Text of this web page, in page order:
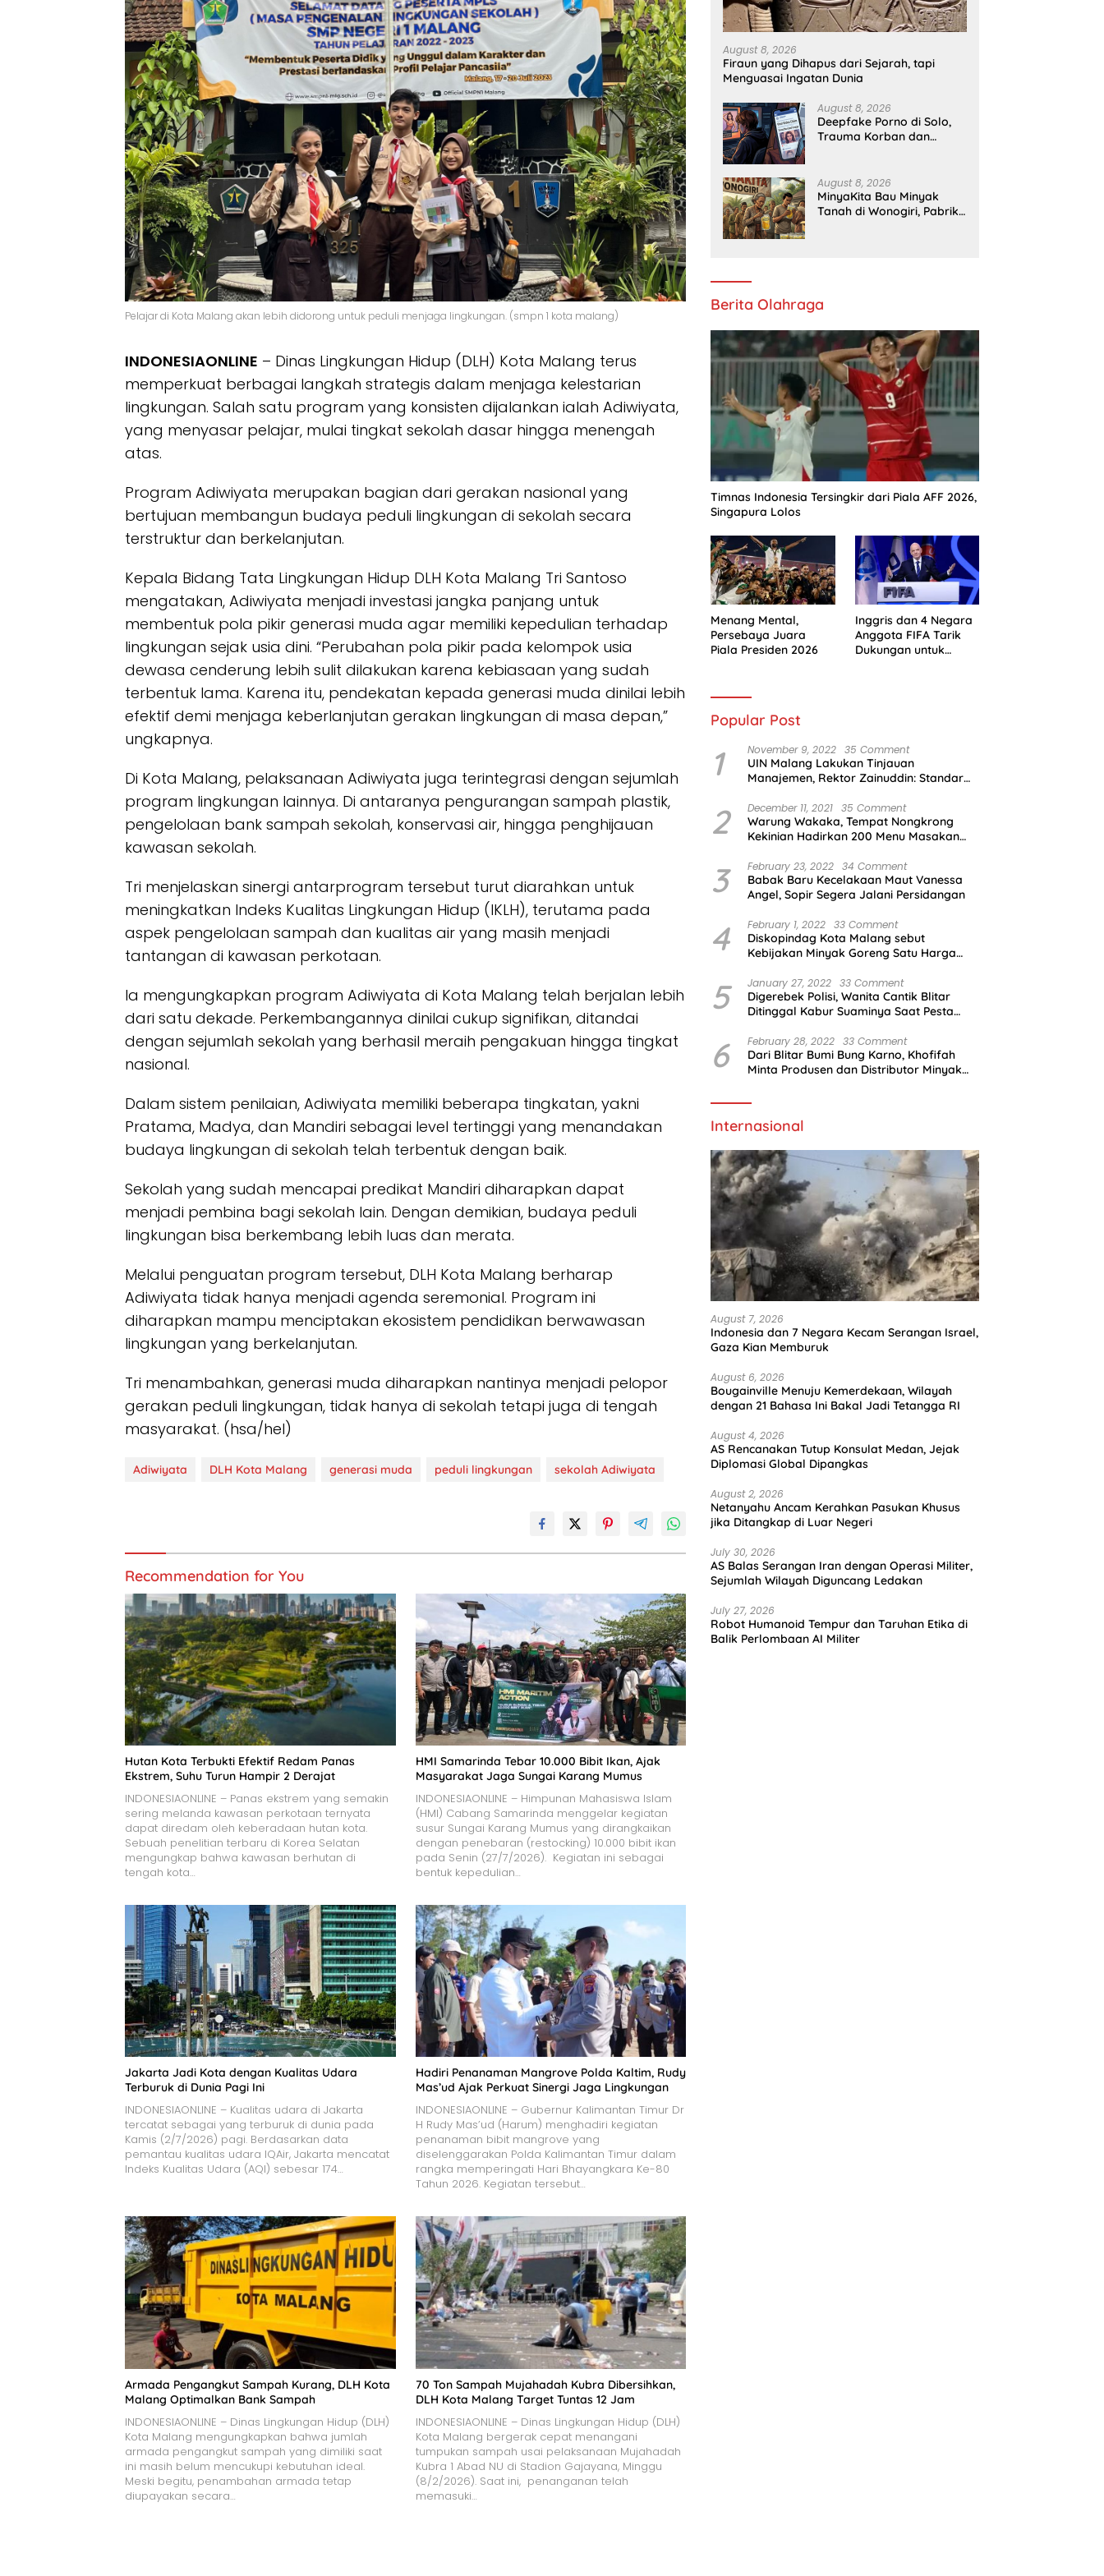
Pelajar di Kota Malang akan lebih didorong untuk peduli menjaga lingkungan. (smpn 1 kota malang)
INDONESIAONLINE – Dinas Lingkungan Hidup (DLH) Kota Malang terus
memperkuat berbagai langkah strategis dalam menjaga kelestarian
lingkungan. Salah satu program yang konsisten dijalankan ialah Adiwiyata,
yang menyasar pelajar, mulai tingkat sekolah dasar hingga menengah
atas.
Program Adiwiyata merupakan bagian dari gerakan nasional yang
bertujuan membangun budaya peduli lingkungan di sekolah secara
terstruktur dan berkelanjutan.
Kepala Bidang Tata Lingkungan Hidup DLH Kota Malang Tri Santoso
mengatakan, Adiwiyata menjadi investasi jangka panjang untuk
membentuk pola pikir generasi muda agar memiliki kepedulian terhadap
lingkungan sejak usia dini. “Perubahan pola pikir pada kelompok usia
dewasa cenderung lebih sulit dilakukan karena kebiasaan yang sudah
terbentuk lama. Karena itu, pendekatan kepada generasi muda dinilai lebih
efektif demi menjaga keberlanjutan gerakan lingkungan di masa depan,”
ungkapnya.
Di Kota Malang, pelaksanaan Adiwiyata juga terintegrasi dengan sejumlah
program lingkungan lainnya. Di antaranya pengurangan sampah plastik,
pengelolaan bank sampah sekolah, konservasi air, hingga penghijauan
kawasan sekolah.
Tri menjelaskan sinergi antarprogram tersebut turut diarahkan untuk
meningkatkan Indeks Kualitas Lingkungan Hidup (IKLH), terutama pada
aspek pengelolaan sampah dan kualitas air yang masih menjadi
tantangan di kawasan perkotaan.
Ia mengungkapkan program Adiwiyata di Kota Malang telah berjalan lebih
dari satu dekade. Perkembangannya dinilai cukup signifikan, ditandai
dengan sejumlah sekolah yang berhasil meraih pengakuan hingga tingkat
nasional.
Dalam sistem penilaian, Adiwiyata memiliki beberapa tingkatan, yakni
Pratama, Madya, dan Mandiri sebagai level tertinggi yang menandakan
budaya lingkungan di sekolah telah terbentuk dengan baik.
Sekolah yang sudah mencapai predikat Mandiri diharapkan dapat
menjadi pembina bagi sekolah lain. Dengan demikian, budaya peduli
lingkungan bisa berkembang lebih luas dan merata.
Melalui penguatan program tersebut, DLH Kota Malang berharap
Adiwiyata tidak hanya menjadi agenda seremonial. Program ini
diharapkan mampu menciptakan ekosistem pendidikan berwawasan
lingkungan yang berkelanjutan.
Tri menambahkan, generasi muda diharapkan nantinya menjadi pelopor
gerakan peduli lingkungan, tidak hanya di sekolah tetapi juga di tengah
masyarakat. (hsa/hel)
Adiwiyata DLH Kota Malang generasi muda peduli lingkungan sekolah Adiwiyata
Recommendation for You
Hutan Kota Terbukti Efektif Redam Panas
Ekstrem, Suhu Turun Hampir 2 Derajat
INDONESIAONLINE – Panas ekstrem yang semakin
sering melanda kawasan perkotaan ternyata
dapat diredam oleh keberadaan hutan kota.
Sebuah penelitian terbaru di Korea Selatan
mengungkap bahwa kawasan berhutan di
tengah kota…
HMI Samarinda Tebar 10.000 Bibit Ikan, Ajak
Masyarakat Jaga Sungai Karang Mumus
INDONESIAONLINE – Himpunan Mahasiswa Islam
(HMI) Cabang Samarinda menggelar kegiatan
susur Sungai Karang Mumus yang dirangkaikan
dengan penebaran (restocking) 10.000 bibit ikan
pada Senin (27/7/2026). Kegiatan ini sebagai
bentuk kepedulian…
Jakarta Jadi Kota dengan Kualitas Udara
Terburuk di Dunia Pagi Ini
INDONESIAONLINE – Kualitas udara di Jakarta
tercatat sebagai yang terburuk di dunia pada
Kamis (2/7/2026) pagi. Berdasarkan data
pemantau kualitas udara IQAir, Jakarta mencatat
Indeks Kualitas Udara (AQI) sebesar 174…
Hadiri Penanaman Mangrove Polda Kaltim, Rudy
Mas’ud Ajak Perkuat Sinergi Jaga Lingkungan
INDONESIAONLINE – Gubernur Kalimantan Timur Dr
H Rudy Mas’ud (Harum) menghadiri kegiatan
penanaman bibit mangrove yang
diselenggarakan Polda Kalimantan Timur dalam
rangka memperingati Hari Bhayangkara Ke-80
Tahun 2026. Kegiatan tersebut…
Armada Pengangkut Sampah Kurang, DLH Kota
Malang Optimalkan Bank Sampah
INDONESIAONLINE – Dinas Lingkungan Hidup (DLH)
Kota Malang mengungkapkan bahwa jumlah
armada pengangkut sampah yang dimiliki saat
ini masih belum mencukupi kebutuhan ideal.
Meski begitu, penambahan armada tetap
diupayakan secara…
70 Ton Sampah Mujahadah Kubra Dibersihkan,
DLH Kota Malang Target Tuntas 12 Jam
INDONESIAONLINE – Dinas Lingkungan Hidup (DLH)
Kota Malang bergerak cepat menangani
tumpukan sampah usai pelaksanaan Mujahadah
Kubra 1 Abad NU di Stadion Gajayana, Minggu
(8/2/2026). Saat ini, penanganan telah
memasuki…
August 8, 2026
Firaun yang Dihapus dari Sejarah, tapi
Menguasai Ingatan Dunia
August 8, 2026
Deepfake Porno di Solo,
Trauma Korban dan
August 8, 2026
MinyaKita Bau Minyak
Tanah di Wonogiri, Pabrik
Berita Olahraga
Timnas Indonesia Tersingkir dari Piala AFF 2026,
Singapura Lolos
Menang Mental,
Persebaya Juara
Piala Presiden 2026
Inggris dan 4 Negara
Anggota FIFA Tarik
Dukungan untuk
Popular Post
1 November 9, 2022 35 Comment
UIN Malang Lakukan Tinjauan
Manajemen, Rektor Zainuddin: Standar
2 December 11, 2021 35 Comment
Warung Wakaka, Tempat Nongkrong
Kekinian Hadirkan 200 Menu Masakan
3 February 23, 2022 34 Comment
Babak Baru Kecelakaan Maut Vanessa
Angel, Sopir Segera Jalani Persidangan
4 February 1, 2022 33 Comment
Diskopindag Kota Malang sebut
Kebijakan Minyak Goreng Satu Harga
5 January 27, 2022 33 Comment
Digerebek Polisi, Wanita Cantik Blitar
Ditinggal Kabur Suaminya Saat Pesta
6 February 28, 2022 33 Comment
Dari Blitar Bumi Bung Karno, Khofifah
Minta Produsen dan Distributor Minyak
Internasional
August 7, 2026
Indonesia dan 7 Negara Kecam Serangan Israel,
Gaza Kian Memburuk
August 6, 2026
Bougainville Menuju Kemerdekaan, Wilayah
dengan 21 Bahasa Ini Bakal Jadi Tetangga RI
August 4, 2026
AS Rencanakan Tutup Konsulat Medan, Jejak
Diplomasi Global Dipangkas
August 2, 2026
Netanyahu Ancam Kerahkan Pasukan Khusus
jika Ditangkap di Luar Negeri
July 30, 2026
AS Balas Serangan Iran dengan Operasi Militer,
Sejumlah Wilayah Diguncang Ledakan
July 27, 2026
Robot Humanoid Tempur dan Taruhan Etika di
Balik Perlombaan AI Militer